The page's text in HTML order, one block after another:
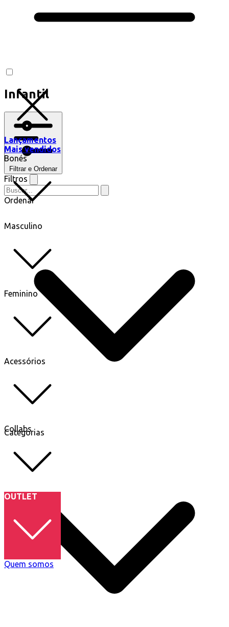
Lançamentos
Mais vendidos
Bonés
Masculino
Feminino
Acessórios
Collabs
OUTLET
Quem somos
Infantil
Filtrar e Ordenar
Filtros
Ordenar
Categorias